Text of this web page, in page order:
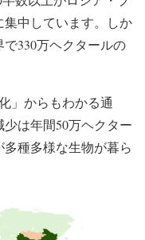
中しています。しか
で330万ヘクタールの
」からもわかる通
少は年間50万ヘクター
種多様な生物が暮ら